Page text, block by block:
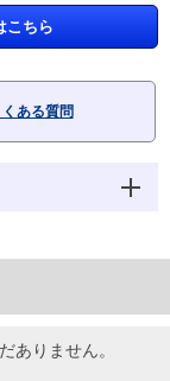
こちら
くある質問
ありません。